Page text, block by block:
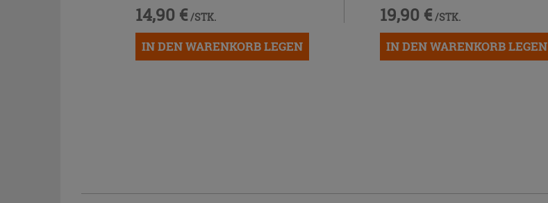
14,90 € /STK.
IN DEN WARENKORB LEGEN
19,90 € /STK.
IN DEN WARENKORB LEGEN